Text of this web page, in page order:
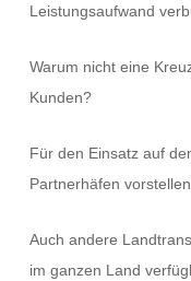
Leistungsaufwand
Warum nicht eine
Kunden?
Für den Einsatz auf
Partnerhäfen vorstellen.
Auch andere
im ganzen Land